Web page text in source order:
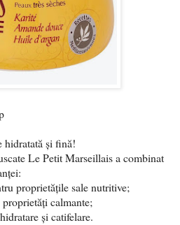
hidratată și fină!
Le Petit Marseillais a combinat
proprietățile sale nutritive;
calmante;
și catifelare.